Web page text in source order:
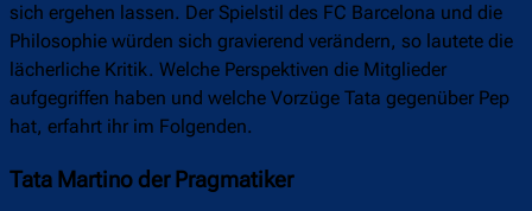
sich ergehen lassen. Der Spielstil des FC Barcelona und die
Philosophie würden sich gravierend verändern, so lautete die
lächerliche Kritik. Welche Perspektiven die Mitglieder
aufgegriffen haben und welche Vorzüge Tata gegenüber Pep
hat, erfahrt ihr im Folgenden.
Tata Martino der Pragmatiker